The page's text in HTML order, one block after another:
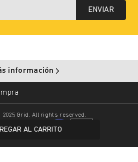
AL CARRITO
ENVIAR
información
Grid. All rights reserved.